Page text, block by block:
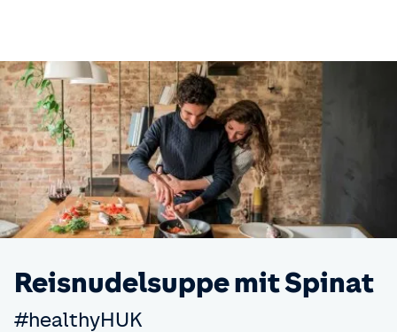
Reisnudelsuppe mit Spinat
#healthyHUK